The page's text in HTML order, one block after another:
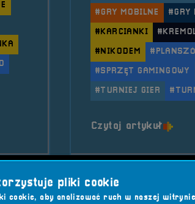
Sporty Mojego
#GRY MOBILNE #GRY
#KARCIANKI
#NIKODEM
#SPRZĘT GAMINGOWY
#TURNIEJ GIER
Czytaj artykuło
pliki cookie
cookie, aby analizować ruch w naszej